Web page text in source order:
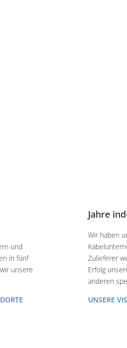
und
in fünf
unsere
Jahre
Wir haben
Zulieferer
Erfolg
anderen
UNSERE